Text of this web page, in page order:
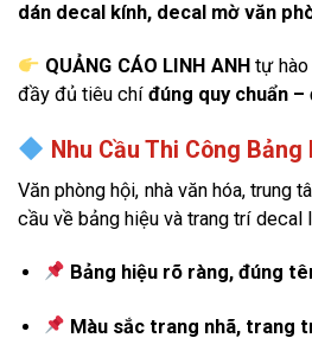
dán decal kính, decal mờ văn
QUẢNG CÁO LINH ANH tự
đầy đủ tiêu chí đúng quy chuẩn
Nhu Cầu Thi Công
Văn phòng hội, nhà văn hóa, trung
cầu về bảng hiệu và trang trí decal
Bảng hiệu rõ ràng, đúng
Màu sắc trang nhã, trang